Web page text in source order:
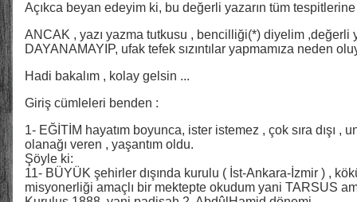
Açıkca beyan edeyim ki, bu değerli yazarın tüm tespitlerine
ANCAK , yazı yazma tutkusu , bencilliği(*) diyelim ,değerli
DAYANAMAYIP, ufak tefek sızıntılar yapmamıza neden
Hadi bakalım , kolay gelsin ...
Giriş cümleleri benden :
1- EĞİTİM hayatım boyunca, ister istemez , çok sıra dışı ,
olanağı veren , yaşantım oldu.
Şöyle ki:
11- BÜYÜK şehirler dışında kurulu ( İst-Ankara-İzmir ) ,
misyonerliği amaçlı bir mektepte okudum yani TARSUS